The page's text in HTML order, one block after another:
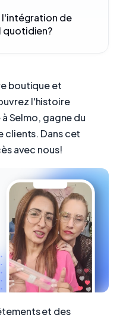
l'intégration de
quotidien?
boutique et
l'histoire
Selmo, gagne du
clients. Dans cet
avec nous!
et des